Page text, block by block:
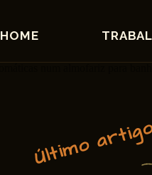
HOME
Último